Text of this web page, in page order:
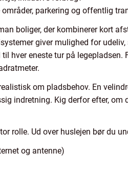
parkering og offentlig
boliger, der kombinerer kort
giver mulighed for
hver eneste tur på
om pladsbehov. En
indretning. Kig derfor efter, om
rolle. Ud over huslejen bør du
og antenne)